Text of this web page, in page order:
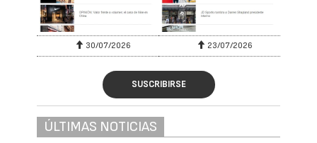
30/07/2026 23/07/2026
SUSCRIBIRSE
ÚLTIMAS NOTICIAS